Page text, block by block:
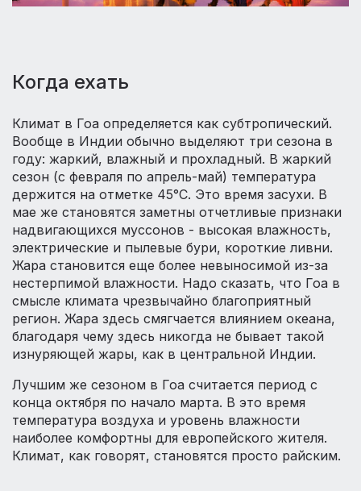
Когда ехать
Климат в Гоа определяется как субтропический.
Вообще в Индии обычно выделяют три сезона в
году: жаркий, влажный и прохладный. В жаркий
сезон (с февраля по апрель-май) температура
держится на отметке 45°С. Это время засухи. В
мае же становятся заметны отчетливые признаки
надвигающихся муссонов - высокая влажность,
электрические и пылевые бури, короткие ливни.
Жара становится еще более невыносимой из-за
нестерпимой влажности. Надо сказать, что Гоа в
смысле климата чрезвычайно благоприятный
регион. Жара здесь смягчается влиянием океана,
благодаря чему здесь никогда не бывает такой
изнуряющей жары, как в центральной Индии.
Лучшим же сезоном в Гоа считается период с
конца октября по начало марта. В это время
температура воздуха и уровень влажности
наиболее комфортны для европейского жителя.
Климат, как говорят, становятся просто райским.